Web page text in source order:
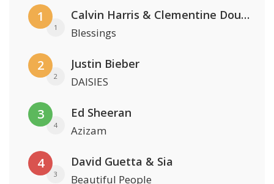
1
1
Calvin Harris & Clementine Douglas
Blessings
2
2
Justin Bieber
DAISIES
3
4
Ed Sheeran
Azizam
4
3
David Guetta & Sia
Beautiful People